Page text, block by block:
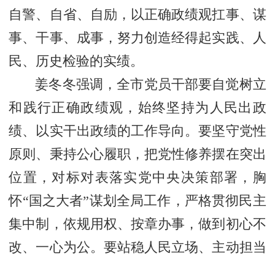
自警、自省、自励，以正确政绩观扛事、谋
事、干事、成事，努力创造经得起实践、人
民、历史检验的实绩。
姜冬冬强调，全市党员干部要自觉树立
和践行正确政绩观，始终坚持为人民出政
绩、以实干出政绩的工作导向。要坚守党性
原则、秉持公心履职，把党性修养摆在突出
位置，对标对表落实党中央决策部署，胸
怀“国之大者”谋划全局工作，严格贯彻民主
集中制，依规用权、按章办事，做到初心不
改、一心为公。要站稳人民立场、主动担当